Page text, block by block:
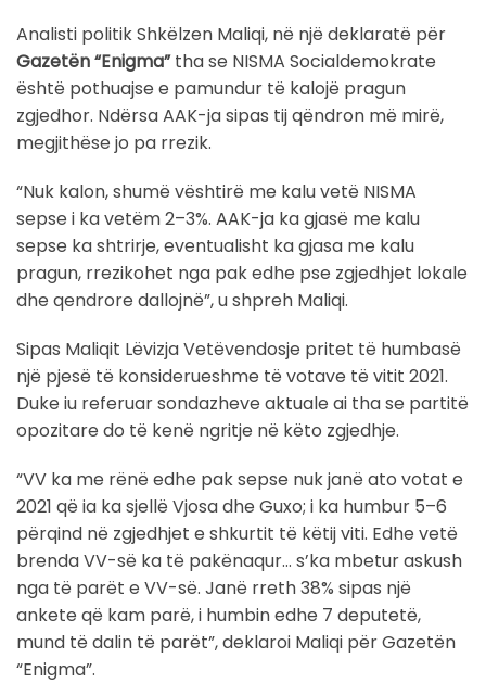
Analisti politik Shkëlzen Maliqi, në një deklaratë për
Gazetën “Enigma”tha se NISMA Socialdemokrate
është pothuajse e pamundur të kalojë pragun
zgjedhor. Ndërsa AAK-ja sipas tij qëndron më mirë,
megjithëse jo pa rrezik.
“Nuk kalon, shumë vështirë me kalu vetë NISMA
sepse i ka vetëm 2–3%. AAK-ja ka gjasë me kalu
sepse ka shtrirje, eventualisht ka gjasa me kalu
pragun, rrezikohet nga pak edhe pse zgjedhjet lokale
dhe qendrore dallojnë”, u shpreh Maliqi.
Sipas Maliqit Lëvizja Vetëvendosje pritet të humbasë
një pjesë të konsiderueshme të votave të vitit 2021.
Duke iu referuar sondazheve aktuale ai tha se partitë
opozitare do të kenë ngritje në këto zgjedhje.
“VV ka me rënë edhe pak sepse nuk janë ato votat e
2021 që ia ka sjellë Vjosa dhe Guxo; i ka humbur 5–6
përqind në zgjedhjet e shkurtit të këtij viti. Edhe vetë
brenda VV-së ka të pakënaqur… s’ka mbetur askush
nga të parët e VV-së. Janë rreth 38% sipas një
ankete që kam parë, i humbin edhe 7 deputetë,
mund të dalin të parët”, deklaroi Maliqi për Gazetën
“Enigma”.